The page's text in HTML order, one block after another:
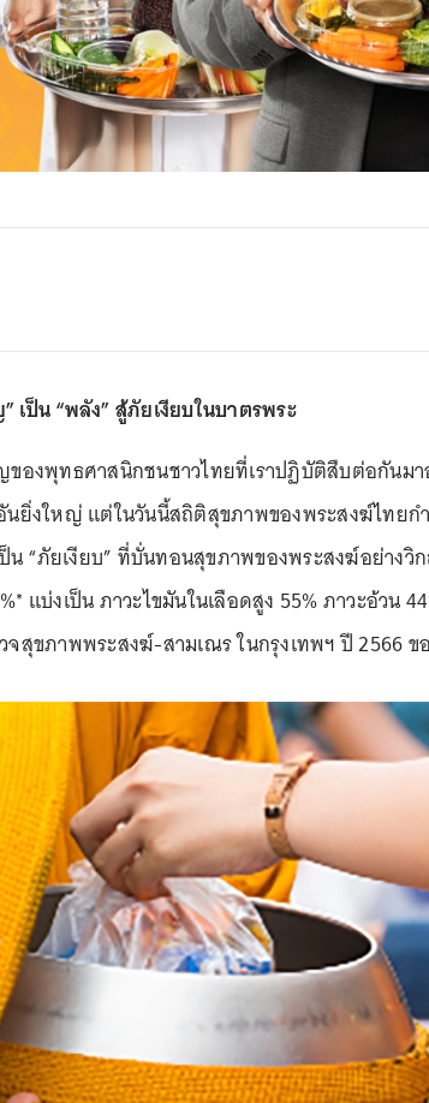
ป็น “พลัง” สู้ภัยเงียบในบาตรพระ
องพุทธศาสนิกชนชาวไทยที่เราปฏิบัติสืบต่อกันมา
งใหญ่ แต่ในวันนี้สถิติสุขภาพของพระสงฆ์ไทยก
น “ภัยเงียบ” ที่บั่นทอนสุขภาพของพระสงฆ์อย่าง
แบ่งเป็น ภาวะไขมันในเลือดสูง 55% ภาวะอ้วน
จสุขภาพพระสงฆ์-สามเณร ในกรุงเทพฯ ปี 2566